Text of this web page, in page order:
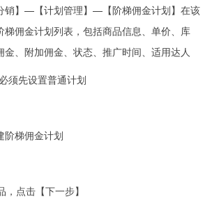
销】—【计划管理】—【阶梯佣金计划】在该
梯佣金计划列表，包括商品信息、单价、库
、附加佣金、状态、推广时间、适用达人
须先设置普通计划
阶梯佣金计划
点击【下一步】